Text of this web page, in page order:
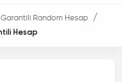
Random Hesap
Hesap